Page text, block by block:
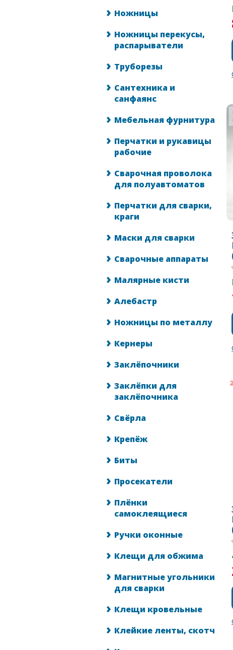
Ножницы
Ножницы перекусы,
распарыватели
Труборезы
Сантехника и
санфаянс
Мебельная фурнитура
Перчатки и рукавицы
рабочие
Сварочная проволока
для полуавтоматов
Перчатки для сварки,
краги
Маски для сварки
Сварочные аппараты
Малярные кисти
Алебастр
Ножницы по металлу
Кернеры
Заклёпочники
Заклёпки для
заклёпочника
Свёрла
Крепёж
Биты
Просекатели
Плёнки
самоклеящиеся
Ручки оконные
Клещи для обжима
Магнитные угольники
для сварки
Клещи кровельные
Клейкие ленты, скотч